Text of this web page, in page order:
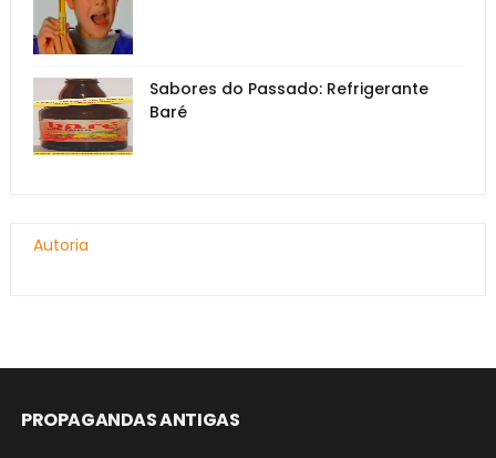
Sabores do Passado: Refrigerante
Baré
Autoria
PROPAGANDAS ANTIGAS